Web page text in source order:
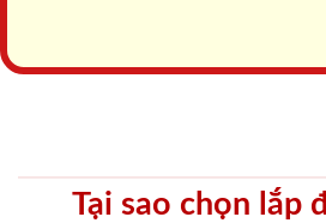
Tại sao chọn lắp